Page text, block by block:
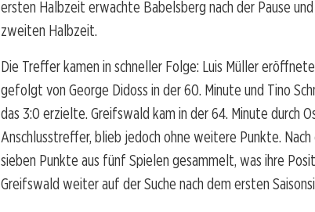
ersten Halbzeit erwachte Babelsberg nach der Pause
zweiten Halbzeit.
Die Treffer kamen in schneller Folge: Luis Müller
gefolgt von George Didoss in der 60. Minute und Tino
das 3:0 erzielte. Greifswald kam in der 64. Minute durch
Anschlusstreffer, blieb jedoch ohne weitere Punkte.
sieben Punkte aus fünf Spielen gesammelt, was ihre
Greifswald weiter auf der Suche nach dem ersten